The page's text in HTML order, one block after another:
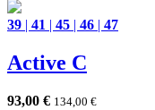
39 | 41 | 45 | 46 | 47
Active C
93,00 € 134,00 €